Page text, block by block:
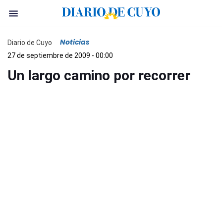
Diario de Cuyo Noticias
27 de septiembre de 2009 - 00:00
Un largo camino por recorrer